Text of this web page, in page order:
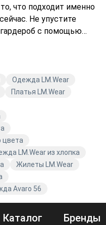
что подходит именно
Не упустите
с помощью
в корзину.
дизайн
Закажите с
и стилем от
Одежда LM.Wear
Платья LM.Wear
цвета
LM.Wear из хлопка
Жилеты LM.Wear
Avaro 56
Каталог Бренды